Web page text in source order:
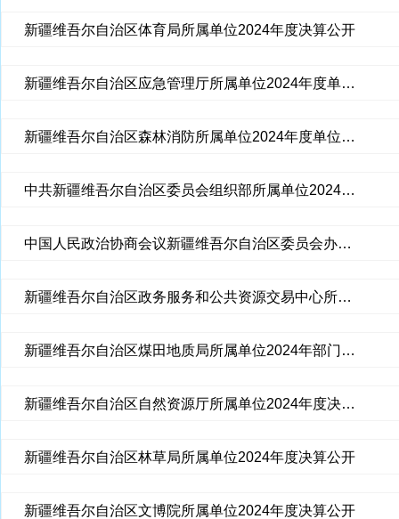
新疆维吾尔自治区体育局所属单位2024年度决算公开
新疆维吾尔自治区应急管理厅所属单位2024年度单位决算
新疆维吾尔自治区森林消防所属单位2024年度单位决算公开
中共新疆维吾尔自治区委员会组织部所属单位2024年度部门决算公开
中国人民政治协商会议新疆维吾尔自治区委员会办公厅所属单位2024年度决算公开
新疆维吾尔自治区政务服务和公共资源交易中心所属单位2024年度决算公开
新疆维吾尔自治区煤田地质局所属单位2024年部门决算公开
新疆维吾尔自治区自然资源厅所属单位2024年度决算公开
新疆维吾尔自治区林草局所属单位2024年度决算公开
新疆维吾尔自治区文博院所属单位2024年度决算公开